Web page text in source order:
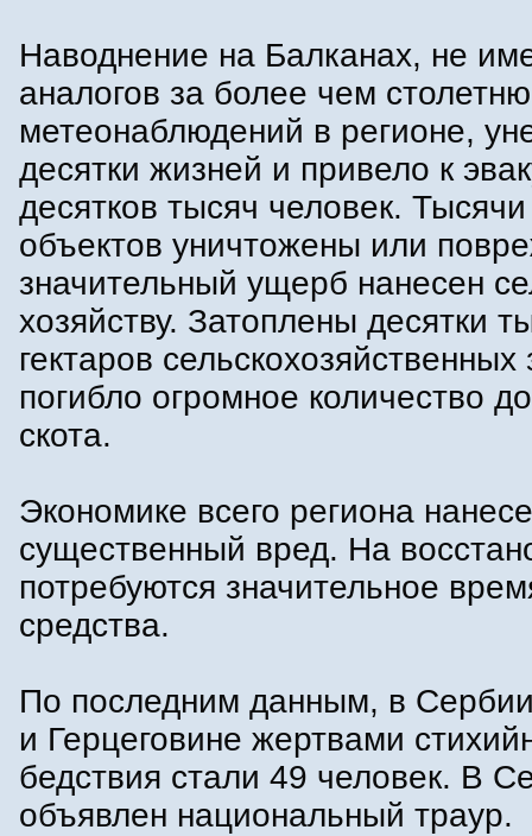
Наводнение на Балканах, не
аналогов за более чем
метеонаблюдений в регионе,
десятки жизней и привело к
десятков тысяч человек.
объектов уничтожены или
значительный ущерб нанесен
хозяйству. Затоплены десятки
гектаров
погибло огромное количество
скота.
Экономике всего региона
существенный вред. На
потребуются значительное
средства.
По последним данным, в
и Герцеговине жертвами
бедствия стали 49 человек. В
объявлен национальный траур.